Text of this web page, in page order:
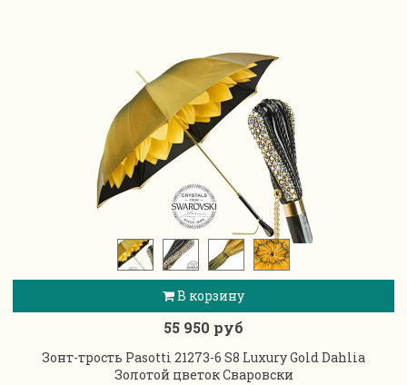
В корзину
55 950 руб
Зонт-трость Pasotti 21273-6 S8 Luxury Gold Dahlia
Золотой цветок Сваровски